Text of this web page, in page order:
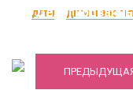
ДЕТИ ДЕТИ И
ПРЕДЫДУЩАЯ